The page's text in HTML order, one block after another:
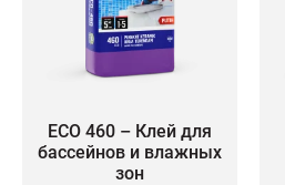
ECO 460 – Клей для
бассейнов и влажных
зон